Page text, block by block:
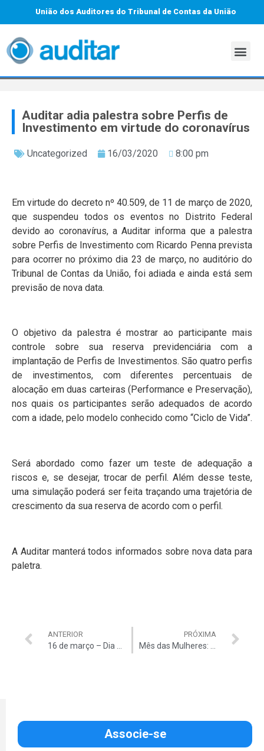
União dos Auditores do Tribunal de Contas da União
Auditar adia palestra sobre Perfis de
Investimento em virtude do coronavírus
Uncategorized 16/03/2020 8:00 pm
Em virtude do decreto nº 40.509, de 11 de março de 2020,
que suspendeu todos os eventos no Distrito Federal
devido ao coronavírus, a Auditar informa que a palestra
sobre Perfis de Investimento com Ricardo Penna prevista
para ocorrer no próximo dia 23 de março, no auditório do
Tribunal de Contas da União, foi adiada e ainda está sem
previsão de nova data.
O objetivo da palestra é mostrar ao participante mais
controle sobre sua reserva previdenciária com a
implantação de Perfis de Investimentos. São quatro perfis
de investimentos, com diferentes percentuais de
alocação em duas carteiras (Performance e Preservação),
nos quais os participantes serão adequados de acordo
com a idade, pelo modelo conhecido como “Ciclo de Vida”.
Será abordado como fazer um teste de adequação a
riscos e, se desejar, trocar de perfil. Além desse teste,
uma simulação poderá ser feita traçando uma trajetória de
crescimento da sua reserva de acordo com o perfil.
A Auditar manterá todos informados sobre nova data para
paletra.
ANTERIOR PRÓXIMA
Associe-se